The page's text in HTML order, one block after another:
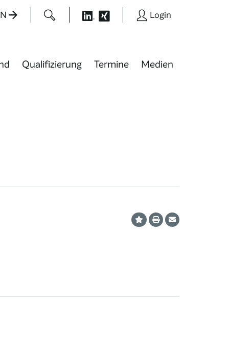
Login
Qualifizierung Termine Medien